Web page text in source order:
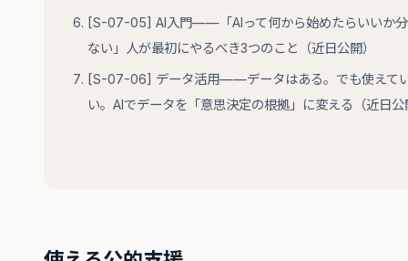
[S-07-05] AI入門——「AIって何から始めたらいいか
ない」人が最初にやるべき3つのこと（近日公開）
[S-07-06] データ活用——データはある。でも使えて
い。AIでデータを「意思決定の根拠」に変える（近日公